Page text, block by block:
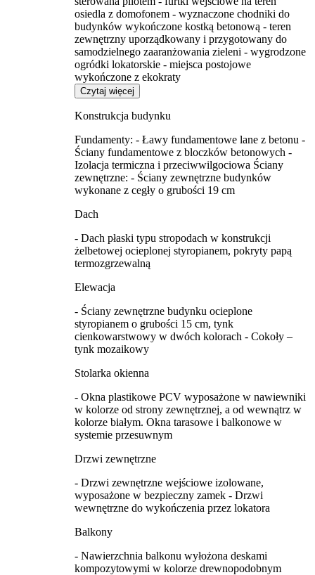
osiedla z domofonem - wyznaczone chodniki do
budynków wykończone kostką betonową - teren
zewnętrzny uporządkowany i przygotowany do
samodzielnego zaaranżowania zieleni - wygrodzone
ogródki lokatorskie - miejsca postojowe
wykończone z ekokraty
Czytaj więcej
Konstrukcja budynku
Fundamenty: - Ławy fundamentowe lane z betonu -
Ściany fundamentowe z bloczków betonowych -
Izolacja termiczna i przeciwwilgociowa Ściany
zewnętrzne: - Ściany zewnętrzne budynków
wykonane z cegły o grubości 19 cm
Dach
- Dach płaski typu stropodach w konstrukcji
żelbetowej ocieplonej styropianem, pokryty papą
termozgrzewalną
Elewacja
- Ściany zewnętrzne budynku ocieplone
styropianem o grubości 15 cm, tynk
cienkowarstwowy w dwóch kolorach - Cokoły –
tynk mozaikowy
Stolarka okienna
- Okna plastikowe PCV wyposażone w nawiewniki
w kolorze od strony zewnętrznej, a od wewnątrz w
kolorze białym. Okna tarasowe i balkonowe w
systemie przesuwnym
Drzwi zewnętrzne
- Drzwi zewnętrzne wejściowe izolowane,
wyposażone w bezpieczny zamek - Drzwi
wewnętrzne do wykończenia przez lokatora
Balkony
- Nawierzchnia balkonu wyłożona deskami
kompozytowymi w kolorze drewnopodobnym